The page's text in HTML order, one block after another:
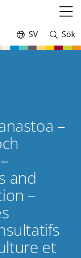
Switch
language,
SV
Öppna
och
Sök
–
and
–
et